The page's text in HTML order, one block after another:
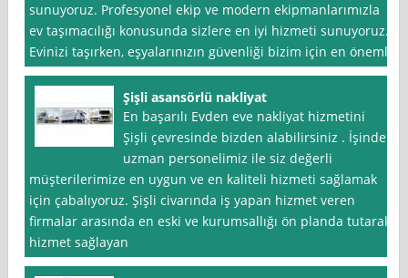
sunuyoruz. Profesyonel ekip ve modern ekipmanlarımızla
ev taşımacılığı konusunda sizlere en iyi hizmeti sunuyoruz.
Evinizi taşırken, eşyalarınızın güvenliği bizim için en önemli
Şişli asansörlü nakliyat
En başarılı Evden eve nakliyat hizmetini
Şişli çevresinde bizden alabilirsiniz . İşinde
uzman personelimiz ile siz değerli
müşterilerimize en uygun ve en kaliteli hizmeti sağlamak
için çabalıyoruz. Şişli civarında iş yapan hizmet veren
firmalar arasında en eski ve kurumsallığı ön planda tutarak
hizmet sağlayan